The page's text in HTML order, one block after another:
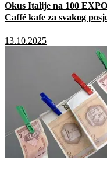
Okus Italije na 100
Caffé kafe za svakog
13.10.2025